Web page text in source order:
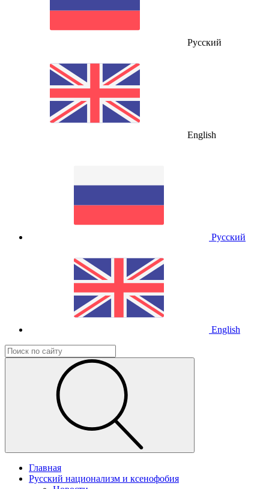
Русский
English
Русский
English
Главная
Русский национализм и ксенофобия